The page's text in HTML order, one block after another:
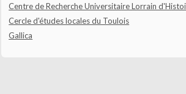
Centre de Recherche Universitaire Lorrain
Cercle d'études locales du Toulois
Gallica